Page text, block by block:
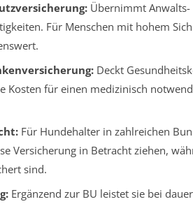
Übernimmt Anwalts-
Für Menschen mit hohem
Deckt
Kosten für einen medizinisch
Für Hundehalter in zahlreichen
Versicherung in Betracht ziehen,
sind.
Ergänzend zur BU leistet sie bei